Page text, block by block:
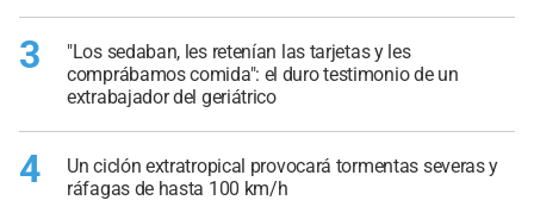
3
"Los sedaban, les retenían las tarjetas y les
comprábamos comida": el duro testimonio de un
extrabajador del geriátrico
4
Un ciclón extratropical provocará tormentas severas y
ráfagas de hasta 100 km/h